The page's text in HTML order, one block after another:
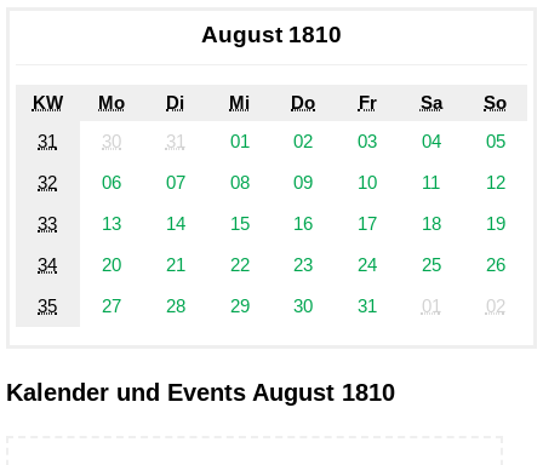
August 1810
KW Mo Di Mi Do Fr Sa
So
31
30 31 01 02 03 04
05
32
06 07 08 09 10 11
12
33
13 14 15 16 17 18
19
34
20 21 22 23 24 25
26
35
27 28 29 30 31 01 02
Kalender und Events August 1810